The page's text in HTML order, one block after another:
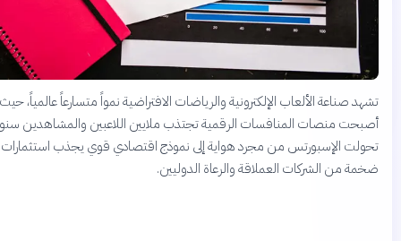
صناعة الألعاب الإلكترونية والرياضات الافتراضية نمواً متسارعاً عالمياً، حيث
منصات المنافسات الرقمية تجتذب ملايين اللاعبين والمشاهدين سنوياً.
الإسبورتس من مجرد هواية إلى نموذج اقتصادي قوي يجذب استثمارات
من الشركات العملاقة والرعاة الدوليين.